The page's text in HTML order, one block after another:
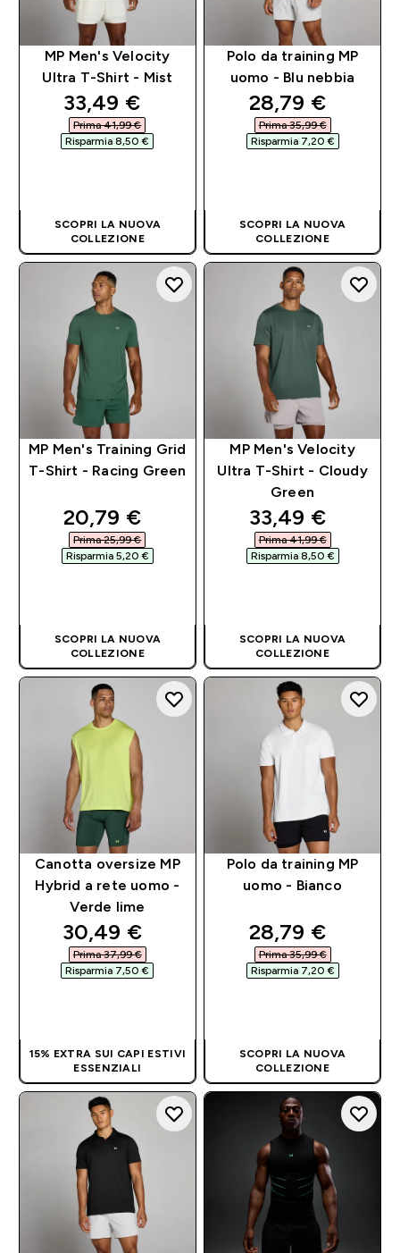
MP Men's Velocity
Ultra T-Shirt - Mist
discounted price
33,49 €‎
Prima 41,99 €‎
Risparmia 8,50 €‎
SCOPRI LA NUOVA
COLLEZIONE
Polo da training MP
uomo - Blu nebbia
discounted
28,79 €‎
Prima 35,99 €‎
Risparmia 7,20 €‎
SCOPRI LA NUOVA
COLLEZIONE
MP Men's Training Grid
T-Shirt - Racing Green
discounted price
20,79 €‎
Prima 25,99 €‎
Risparmia 5,20 €‎
SCOPRI LA NUOVA
COLLEZIONE
MP Men's Velocity
Ultra T-Shirt - Cloudy
Green
discounted
33,49 €‎
Prima 41,99 €‎
Risparmia 8,50 €‎
SCOPRI LA NUOVA
COLLEZIONE
Canotta oversize MP
Hybrid a rete uomo -
Verde lime
discounted price
30,49 €‎
Prima 37,99 €‎
Risparmia 7,50 €‎
15% EXTRA SUI CAPI ESTIVI
ESSENZIALI
Polo da training MP
uomo - Bianco
discounted
28,79 €‎
Prima 35,99 €‎
Risparmia 7,20 €‎
SCOPRI LA NUOVA
COLLEZIONE